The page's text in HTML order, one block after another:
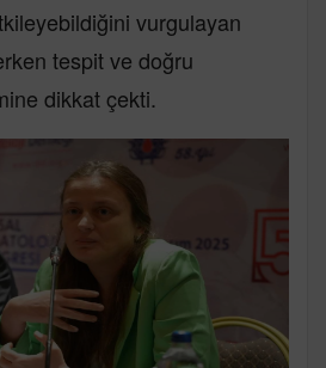
vurgulayan
tespit ve doğru
dikkat çekti.